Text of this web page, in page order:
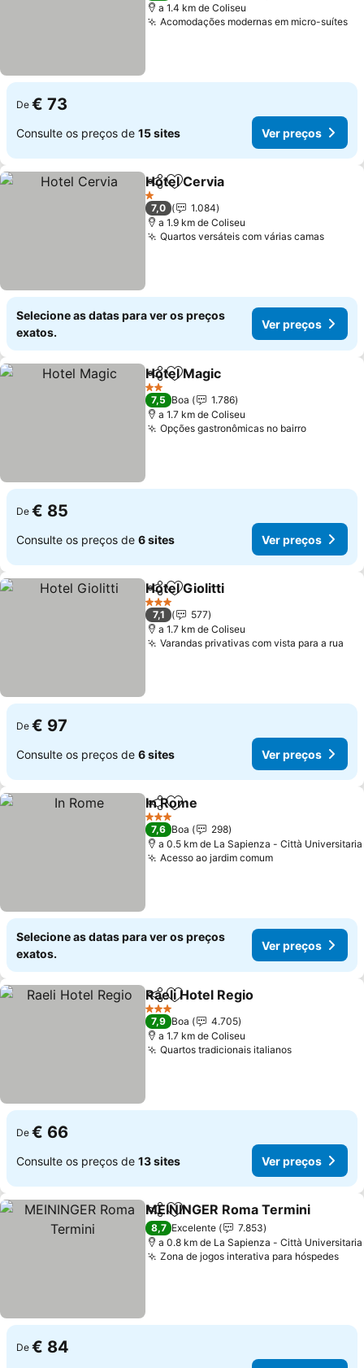
a 1.4 km de Coliseu
Acomodações modernas em micro-suítes
De € 73
Consulte os preços de 15 sites Ver preços
PartilharAdicionar aos favoritos
Hotel Cervia
1 Estrelas
7,0
1.084
a 1.9 km de Coliseu
Quartos versáteis com várias camas
Selecione as datas para ver os preços
exatos.
Ver preços
PartilharAdicionar aos favoritos
Hotel Magic
2 Estrelas
7,5 Boa
1.786
a 1.7 km de Coliseu
Opções gastronômicas no bairro
De € 85
Consulte os preços de 6 sites Ver preços
PartilharAdicionar aos favoritos
Hotel Giolitti
3 Estrelas
7,1
577
a 1.7 km de Coliseu
Varandas privativas com vista para a rua
De € 97
Consulte os preços de 6 sites Ver preços
PartilharAdicionar aos favoritos
In Rome
3 Estrelas
7,6 Boa
298
a 0.5 km de La Sapienza - Città Universitaria
Acesso ao jardim comum
Selecione as datas para ver os preços
exatos.
Ver preços
PartilharAdicionar aos favoritos
Raeli Hotel Regio
3 Estrelas
7,9 Boa
4.705
a 1.7 km de Coliseu
Quartos tradicionais italianos
De € 66
Consulte os preços de 13 sites Ver preços
PartilharAdicionar aos favoritos
MEININGER Roma Termini
8,7 Excelente
7.853
a 0.8 km de La Sapienza - Città Universitaria
Zona de jogos interativa para hóspedes
De € 84